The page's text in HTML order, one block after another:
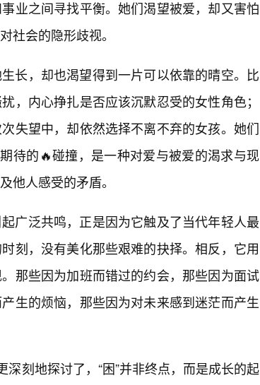
业之间寻找平衡。她们渴望被爱，却又害怕
社会的隐形歧视。
长，却也渴望得到一片可以依靠的晴空。比
，内心挣扎是否应该沉默忍受的女性角色；
失望中，却依然选择不离不弃的女孩。她们
待的🔥碰撞，是一种对爱与被爱的渴求与现
他人感受的矛盾。
广泛共鸣，正是因为它触及了当代年轻人最
刻，没有美化那些艰难的抉择。相反，它用
那些因为加班而错过的约会，那些因为面试
生的烦恼，那些因为对未来感到迷茫而产生
深刻地探讨了，“困”并非终点，而是成长的起